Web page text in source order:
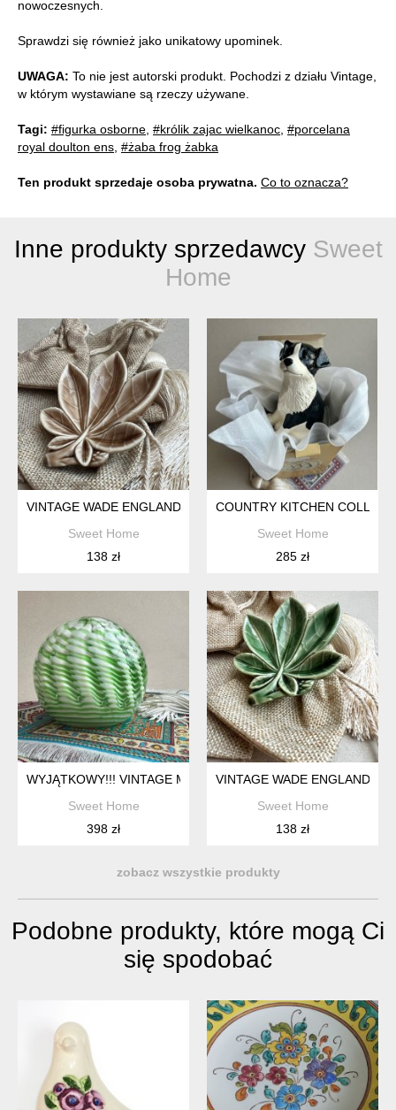
nowoczesnych.
Sprawdzi się również jako unikatowy upominek.
UWAGA: To nie jest autorski produkt. Pochodzi z działu Vintage,
w którym wystawiane są rzeczy używane.
Tagi: #figurka osborne, #królik zajac wielkanoc, #porcelana
royal doulton ens, #żaba frog żabka
Ten produkt sprzedaje osoba prywatna. Co to oznacza?
Inne produkty sprzedawcy Sweet
Home
VINTAGE WADE ENGLAND PORCELAIN LEAF PIN DISH ❤
Sweet Home
138 zł
COUNTRY KITCHEN
Sweet Home
285 zł
Sweet Home
398 zł
VINTAGE WADE ENGLAND
Sweet Home
138 zł
zobacz wszystkie produkty
Podobne produkty, które mogą Ci
się spodobać